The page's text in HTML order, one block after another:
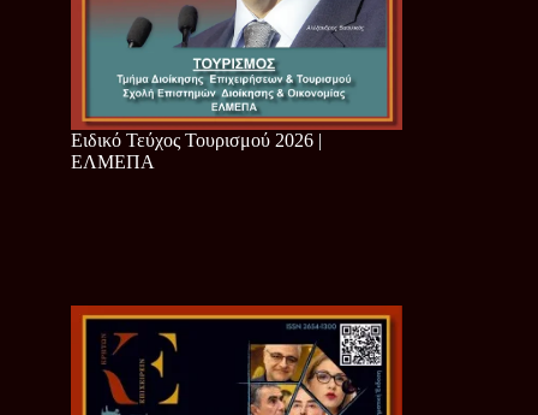
Ειδικό Τεύχος Τουρισμού 2026 |
ΕΛΜΕΠΑ